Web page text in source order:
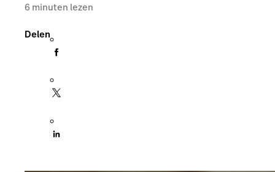
6 minuten lezen
Delen